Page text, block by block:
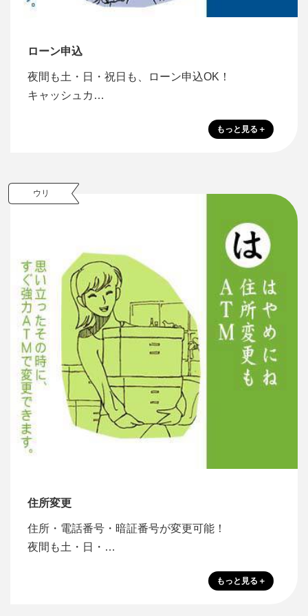
ローン申込
夜間も土・日・祝日も、ローン申込OK！
キャッシュカ…
ウリ
住所変更
住所・電話番号・暗証番号が変更可能！
夜間も土・日・…